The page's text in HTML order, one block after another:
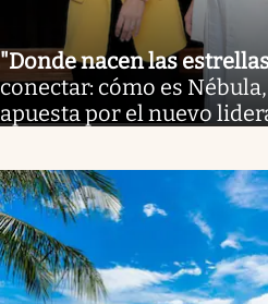
"Donde nacen las
conectar: cómo es
apuesta por el nuevo